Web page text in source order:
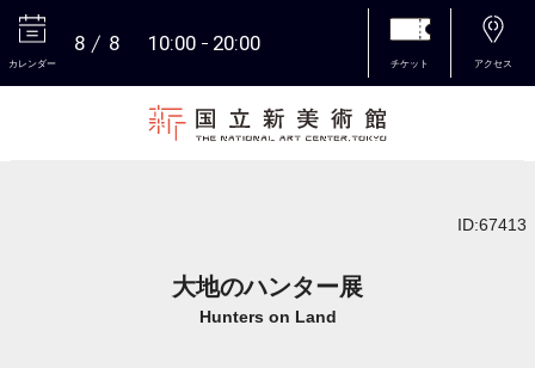
カレンダー
8 8 10:00 20:00
チケット アクセス
ID:67413
大地のハンター展
Hunters on Land